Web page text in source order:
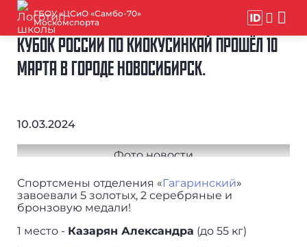
ГБОУ «ЦСиО «Самбо-70»
Москомспорта
КУБОК РОССИИ ПО КИОКУСИНКАЙ ПРОШЁЛ 10
МАРТА В ГОРОДЕ НОВОСИБИРСК.
10.03.2024
Спортсмены отделения «Гагаринский»
завоевали 5 золотых, 2 серебряные и
бронзовую медали!
1 место - Казарян Александра (до 55 кг)